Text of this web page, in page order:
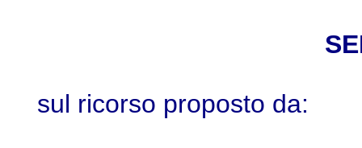
sul ricorso proposto da: